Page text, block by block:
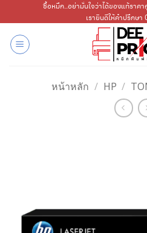
ไป
เนื้อหา
ซื้อหมึก..อย่ามั่นใจว่าได้ของแท้ราค
เรายินดีให้คำปรึกษ
หน้าหลัก / HP /